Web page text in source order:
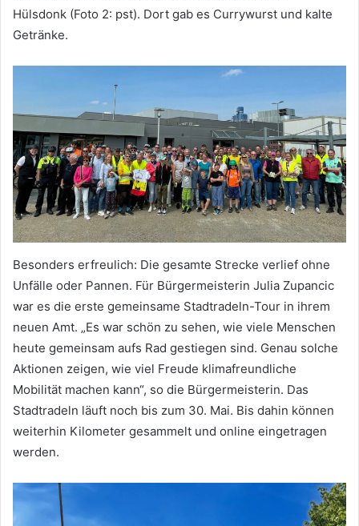
Hülsdonk (Foto 2: pst). Dort gab es Currywurst und kalte
Getränke.
Besonders erfreulich: Die gesamte Strecke verlief ohne
Unfälle oder Pannen. Für Bürgermeisterin Julia Zupancic
war es die erste gemeinsame Stadtradeln-Tour in ihrem
neuen Amt. „Es war schön zu sehen, wie viele Menschen
heute gemeinsam aufs Rad gestiegen sind. Genau solche
Aktionen zeigen, wie viel Freude klimafreundliche
Mobilität machen kann“, so die Bürgermeisterin. Das
Stadtradeln läuft noch bis zum 30. Mai. Bis dahin können
weiterhin Kilometer gesammelt und online eingetragen
werden.